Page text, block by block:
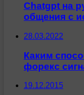
Chatgpt на
общения с
28.03.2022
Каким
форекс
19.12.2015